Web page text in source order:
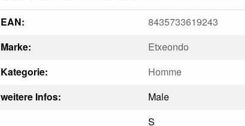
EAN:
8435733619243
Marke:
Etxeondo
Kategorie:
Homme
weitere Infos:
Male
S